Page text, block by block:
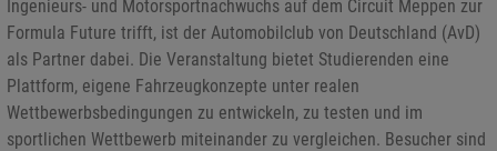
Ingenieurs- und Motorsportnachwuchs auf dem Circuit Meppen zur
Formula Future trifft, ist der Automobilclub von Deutschland (AvD)
als Partner dabei. Die Veranstaltung bietet Studierenden eine
Plattform, eigene Fahrzeugkonzepte unter realen
Wettbewerbsbedingungen zu entwickeln, zu testen und im
sportlichen Wettbewerb miteinander zu vergleichen. Besucher sind